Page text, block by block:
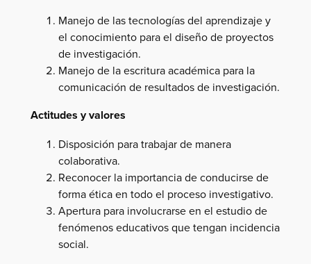
Manejo de las tecnologías del aprendizaje y
el conocimiento para el diseño de proyectos
de investigación.
Manejo de la escritura académica para la
comunicación de resultados de investigación.
Actitudes y valores
Disposición para trabajar de manera
colaborativa.
Reconocer la importancia de conducirse de
forma ética en todo el proceso investigativo.
Apertura para involucrarse en el estudio de
fenómenos educativos que tengan incidencia
social.